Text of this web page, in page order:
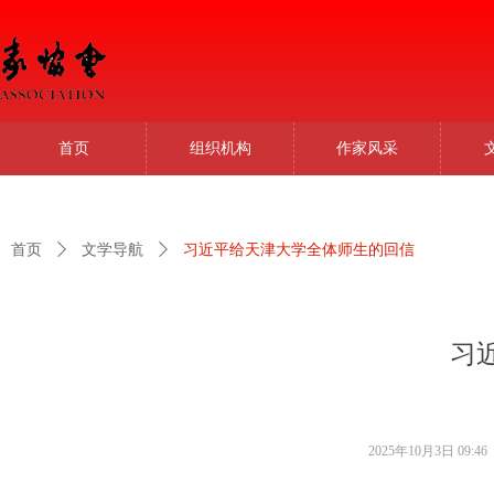
首页 组织机构 作家风采
习
首页 ꄲ 文学导航 ꄲ 习近平给天津大学全体师生的回信
2025年10月3日 09:46